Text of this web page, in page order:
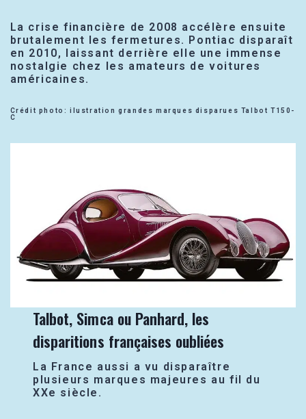
La crise financière de 2008 accélère ensuite
brutalement les fermetures. Pontiac disparaît
en 2010, laissant derrière elle une immense
nostalgie chez les amateurs de voitures
américaines.
Crédit photo: ilustration grandes marques disparues Talbot T150-
C
Talbot, Simca ou Panhard, les
disparitions françaises oubliées
La France aussi a vu disparaître
plusieurs marques majeures au fil du
XXe siècle.